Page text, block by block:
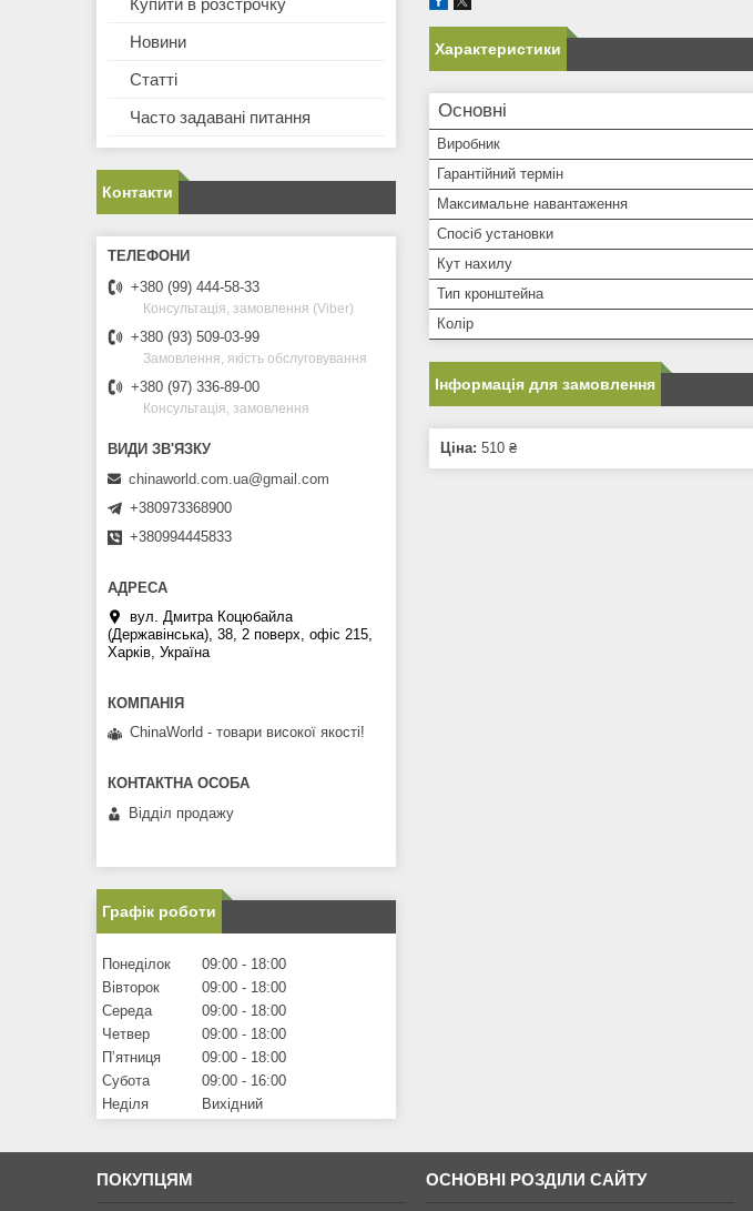
Характеристики
Основні
Виробник
Гарантійний термін
Максимальне навантаження
Спосіб установки
Кут нахилу
Тип кронштейна
Колір
Інформація для замовлення
Ціна: 510 ₴
Купити в розстрочку
Новини
Статті
Часто задавані питання
Контакти
+380 (99) 444-58-33
Консультація, замовлення (Viber)
+380 (93) 509-03-99
Замовлення, якість обслуговування
+380 (97) 336-89-00
Консультація, замовлення
chinaworld.com.ua@gmail.com
+380973368900
+380994445833
вул. Дмитра Коцюбайла
(Державінська), 38, 2 поверх, офіс 215,
Харків, Україна
ChinaWorld - товари високої якості!
Відділ продажу
Графік роботи
Понеділок 09:00
18:00
Вівторок
09:00
18:00
Середа
09:00
18:00
Четвер
09:00
18:00
Пʼятниця
09:00
18:00
Субота
09:00
16:00
Неділя
Вихідний
ПОКУПЦЯМ ОСНОВНІ РОЗДІЛИ САЙТУ